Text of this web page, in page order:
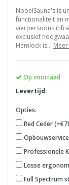
NobelSauna's is
functionaliteit en
vierpersoons
exclusief
Hemlock is...
Op voorraad
Levertijd:
Opties:
Red Ceder
Professionele
Losse
Full Spectrum